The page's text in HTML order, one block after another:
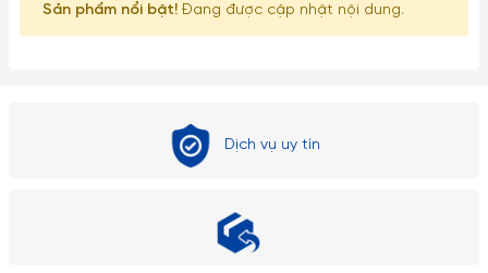
Sản phẩm nổi bật! Đang được cập nhật nội dung.
Dịch vụ uy tín